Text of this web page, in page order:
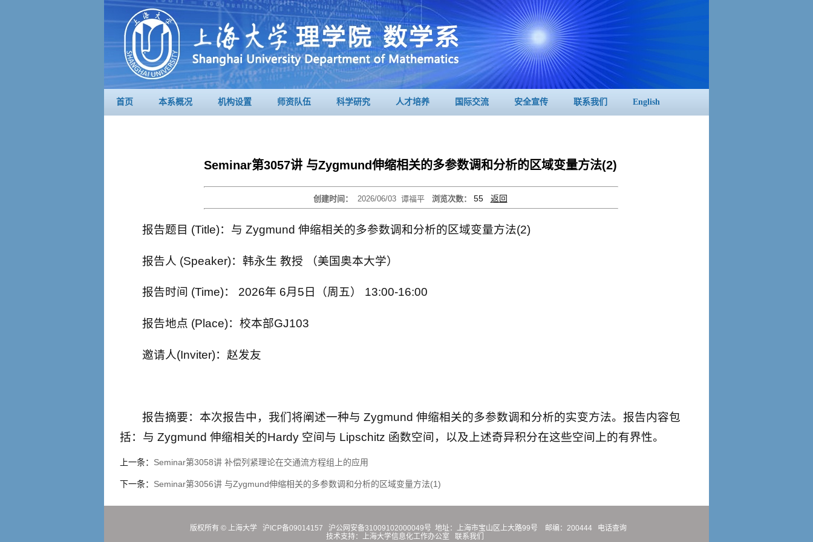
首页 本系概况 机构设置 师资队伍 科学研究 人才培养 国际交流 安全宣传 联系我们 English
Seminar第3057讲 与Zygmund伸缩相关的多参数调和分析的区域变量方法(2)
创建时间： 2026/06/03 谭福平 浏览次数： 55 返回
报告题目 (Title)：与 Zygmund 伸缩相关的多参数调和分析的区域变量方法(2)
报告人 (Speaker)：韩永生 教授 （美国奥本大学）
报告时间 (Time)： 2026年 6月5日（周五） 13:00-16:00
报告地点 (Place)：校本部GJ103
邀请人(Inviter)：赵发友
报告摘要：本次报告中，我们将阐述一种与 Zygmund 伸缩相关的多参数调和分析的实变方法。报告内容包
括：与 Zygmund 伸缩相关的Hardy 空间与 Lipschitz 函数空间，以及上述奇异积分在这些空间上的有界性。
上一条： Seminar第3058讲 补偿列紧理论在交通流方程组上的应用
下一条： Seminar第3056讲 与Zygmund伸缩相关的多参数调和分析的区域变量方法(1)
版权所有 © 上海大学 沪ICP备09014157 沪公网安备31009102000049号 地址：上海市宝山区上大路99号 邮编：200444 电话查询
技术支持： 上海大学信息化工作办公室 联系我们